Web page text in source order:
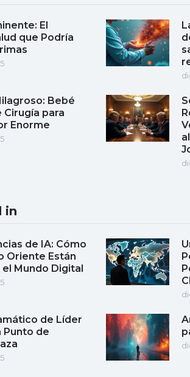
El
que Podría
Bebé
Cirugía para
Enorme
in
de IA: Cómo
Oriente Están
Mundo Digital
de Líder
Punto de